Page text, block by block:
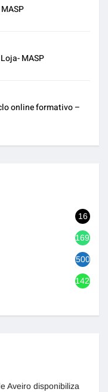
MASP
online formativo –
16
1693
500
1420
Aveiro disponibiliza